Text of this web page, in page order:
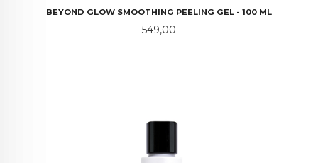
BEYOND GLOW SMOOTHING PEELING GEL - 100 ML
Pris
549,00